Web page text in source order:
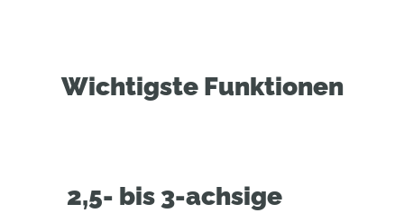
Wichtigste Funktionen
2,5- bis 3-achsige